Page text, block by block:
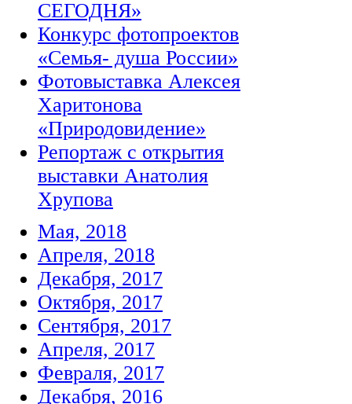
СЕГОДНЯ»
Конкурс фотопроектов
«Семья- душа России»
Фотовыставка Алексея
Харитонова
«Природовидение»
Репортаж с открытия
выставки Анатолия
Хрупова
Мая, 2018
Апреля, 2018
Декабря, 2017
Октября, 2017
Сентября, 2017
Апреля, 2017
Февраля, 2017
Декабря, 2016